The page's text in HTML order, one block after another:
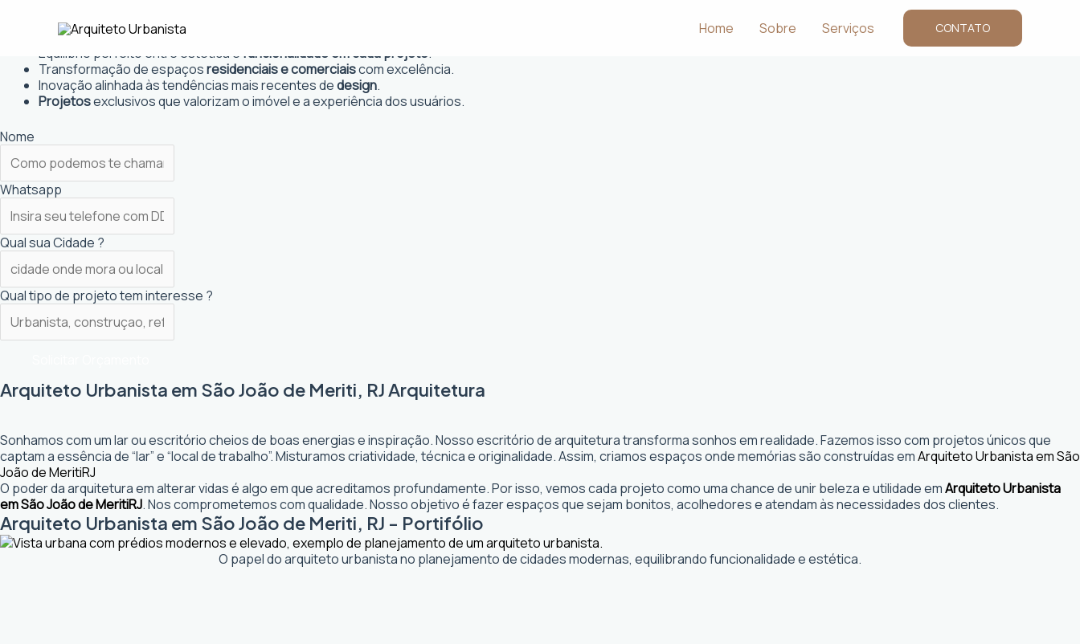
conteúdo
Home Sobre Serviços CONTATO
Projetos personalizados
Equilíbrio perfeito entre estética e funcionalidade em cada projeto.
Transformação de espaçosresidenciais e comerciaiscom excelência.
Inovação alinhada às tendências mais recentes dedesign.
Projetosexclusivos que valorizam o imóvel e a experiência dos usuários.
Nome
Whatsapp
Qual sua Cidade ?
Qual tipo de projeto tem interesse ?
Arquiteto Urbanista em São João de Meriti, RJ Arquitetura
Sonhamos com um lar ou escritório cheios de boas energias e inspiração. Nosso escritório de arquitetura transforma sonhos em realidade. Fazemos isso com projetos únicos que
captam a essência de “lar” e “local de trabalho”. Misturamos criatividade, técnica e originalidade. Assim, criamos espaços onde memórias são construídas emArquiteto Urbanista em São
João de MeritiRJ
O poder da arquitetura em alterar vidas é algo em que acreditamos profundamente. Por isso, vemos cada projeto como uma chance de unir beleza e utilidade emArquiteto Urbanista
em São João de MeritiRJ. Nos comprometemos com qualidade. Nosso objetivo é fazer espaços que sejam bonitos, acolhedores e atendam às necessidades dos clientes.
Arquiteto Urbanista em São João de Meriti, RJ - Portifólio
O papel do arquiteto urbanista no planejamento de cidades modernas, equilibrando funcionalidade e estética.